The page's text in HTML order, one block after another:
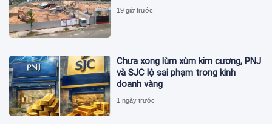
19 giờ trước
Chưa xong lùm xùm kim cương, PNJ
và SJC lộ sai phạm trong kinh
doanh vàng
1 ngày trước